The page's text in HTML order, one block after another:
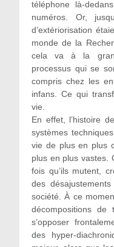
téléphone là-
numéros. Or,
d’extériorisation
monde de la
cela va à la
processus qui se
compris chez les
infans. Ce qui
vie.
En effet, l’histoire
systèmes
vie de plus en plus
plus en plus vastes.
fois qu’ils mutent,
des
société. À ce
décompositions
s’opposer
des hyper-